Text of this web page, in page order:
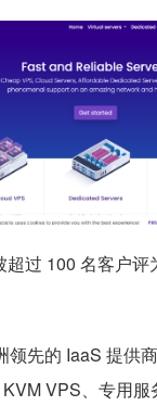
超过 100 名客户
领先的 IaaS 提供
VPS、专用